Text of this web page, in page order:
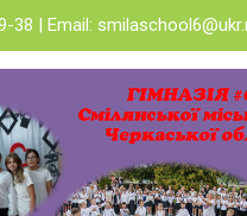
38 | Email: